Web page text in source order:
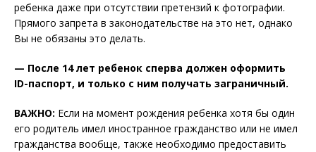
ребенка даже при отсутствии претензий к фотографии.
Прямого запрета в законодательстве на это нет, однако
Вы не обязаны это делать.
— После 14 лет ребенок сперва должен оформить
ID-паспорт, и только с ним получать заграничный.
ВАЖНО: Если на момент рождения ребенка хотя бы один
его родитель имел иностранное гражданство или не имел
гражданства вообще, также необходимо предоставить